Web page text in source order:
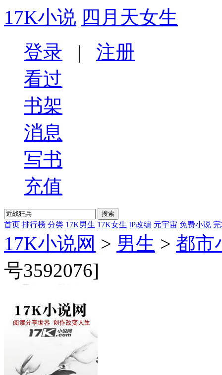
17K小说 四月天女生
登录 | 注册
看过
书架
消息
写书
充值
首页 排行榜 分类 17K男生 17K女生 IP改编 元宇宙 免费小说
17K小说网 > 男生 > 都市
号3592076]